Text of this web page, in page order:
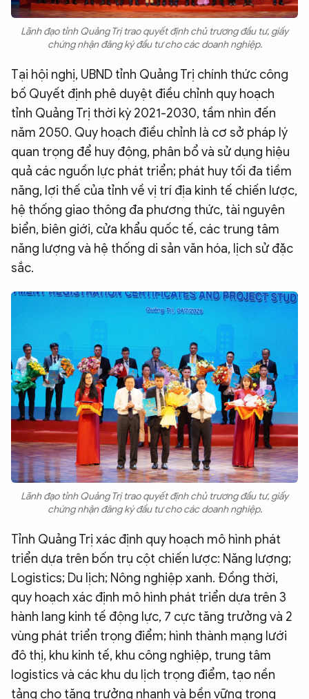
Lãnh đạo tỉnh Quảng Trị trao quyết định chủ trương đầu tư, giấy
chứng nhận đăng ký đầu tư cho các doanh nghiệp.
Tại hội nghị, UBND tỉnh Quảng Trị chính thức công
bố Quyết định phê duyệt điều chỉnh quy hoạch
tỉnh Quảng Trị thời kỳ 2021-2030, tầm nhìn đến
năm 2050. Quy hoạch điều chỉnh là cơ sở pháp lý
quan trọng để huy động, phân bổ và sử dụng hiệu
quả các nguồn lực phát triển; phát huy tối đa tiềm
năng, lợi thế của tỉnh về vị trí địa kinh tế chiến lược,
hệ thống giao thông đa phương thức, tài nguyên
biển, biên giới, cửa khẩu quốc tế, các trung tâm
năng lượng và hệ thống di sản văn hóa, lịch sử đặc
sắc.
Lãnh đạo tỉnh Quảng Trị trao quyết định chủ trương đầu tư, giấy
chứng nhận đăng ký đầu tư cho các doanh nghiệp.
Tỉnh Quảng Trị xác định quy hoạch mô hình phát
triển dựa trên bốn trụ cột chiến lược: Năng lượng;
Logistics; Du lịch; Nông nghiệp xanh. Đồng thời,
quy hoạch xác định mô hình phát triển dựa trên 3
hành lang kinh tế động lực, 7 cực tăng trưởng và 2
vùng phát triển trọng điểm; hình thành mạng lưới
đô thị, khu kinh tế, khu công nghiệp, trung tâm
logistics và các khu du lịch trọng điểm, tạo nền
tảng cho tăng trưởng nhanh và bền vững trong